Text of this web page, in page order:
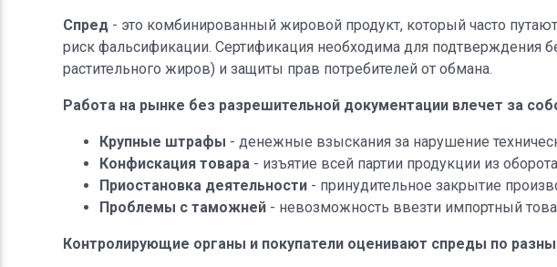
Спред- это комбинированный жировой продукт, который часто
риск фальсификации. Сертификация необходима для подтверждения
растительного жиров) и защиты прав потребителей от обмана.
Работа на рынке без разрешительной документации влечет за
Крупные штрафы - денежные взыскания за нарушение
Конфискация товара - изъятие всей партии продукции из
Приостановка деятельности- принудительное закрытие
Проблемы с таможней- невозможность ввезти импортный
Контролирующие органы и покупатели оценивают спреды по